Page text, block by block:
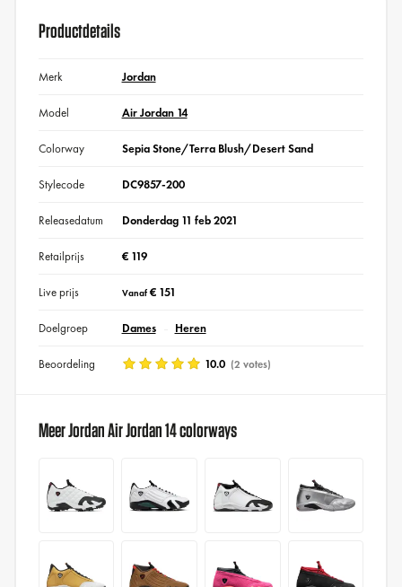
Productdetails
Merk Jordan
Model Air Jordan 14
Colorway Sepia Stone/Terra Blush/Desert Sand
Stylecode DC9857-200
Releasedatum Donderdag 11 feb 2021
Retailprijs € 119
Live prijs Vanaf€ 151
Doelgroep Dames Heren
Beoordeling 10.0 (2 votes)
Meer Jordan Air Jordan 14 colorways